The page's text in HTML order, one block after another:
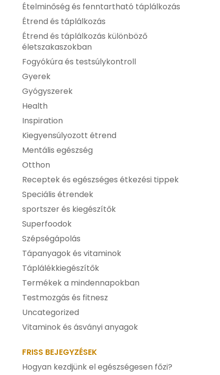
Ételminőség és fenntartható táplálkozás
Étrend és táplálkozás
Étrend és táplálkozás különböző
életszakaszokban
Fogyókúra és testsúlykontroll
Gyerek
Gyógyszerek
Health
Inspiration
Kiegyensúlyozott étrend
Mentális egészség
Otthon
Receptek és egészséges étkezési tippek
Speciális étrendek
sportszer és kiegészítők
Superfoodok
Szépségápolás
Tápanyagok és vitaminok
Táplálékkiegészítők
Termékek a mindennapokban
Testmozgás és fitnesz
Uncategorized
Vitaminok és ásványi anyagok
FRISS BEJEGYZÉSEK
Hogyan kezdjünk el egészségesen főzi?